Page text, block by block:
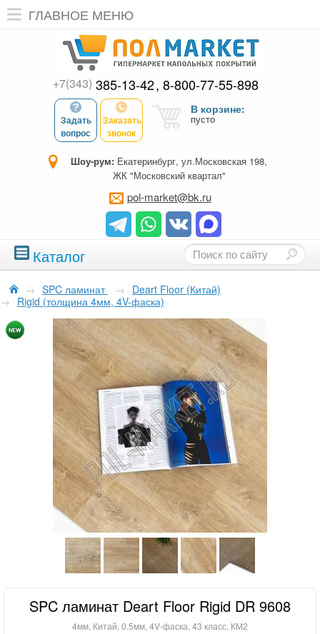
ГЛАВНОЕ МЕНЮ
+7(343) 385-13-42 8-800-77-55-898
Задать
вопрос
Заказать
звонок
В корзине:
пусто
Шоу-рум: Екатеринбург, ул.Московская 198,
ЖК "Московский квартал"
pol-market@bk.ru
Каталог
→ SPC ламинат → Deart Floor (Китай)
→ Rigid (толщина 4мм, 4V-фаска)
SPC ламинат Deart Floor Rigid DR 9608
4мм, Китай, 0.5мм, 4V-фаска, 43 класс, КМ2